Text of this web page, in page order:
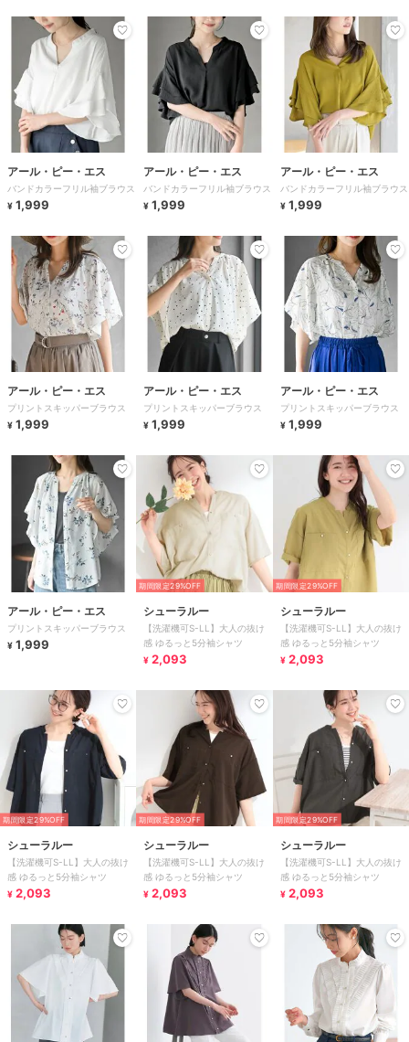
アール・ピー・エス
バンドカラーフリル袖ブラウス
¥ 1,999
アール・ピー・エス
バンドカラーフリル袖ブラウス
¥ 1,999
アール・ピー・エス
バンドカラーフリル袖ブラウス
¥ 1,999
アール・ピー・エス
プリントスキッパーブラウス
¥ 1,999
アール・ピー・エス
プリントスキッパーブラウス
¥ 1,999
アール・ピー・エス
プリントスキッパーブラウス
¥ 1,999
アール・ピー・エス
プリントスキッパーブラウス
¥ 1,999
期間限定29%OFF
シューラルー
【洗濯機可S-LL】大人の抜け
感 ゆるっと5分袖シャツ
¥ 2,093
期間限定29%OFF
シューラルー
【洗濯機可S-LL】大人の抜け
感 ゆるっと5分袖シャツ
¥ 2,093
期間限定29%OFF
シューラルー
【洗濯機可S-LL】大人の抜け
感 ゆるっと5分袖シャツ
¥ 2,093
期間限定29%OFF
シューラルー
【洗濯機可S-LL】大人の抜け
感 ゆるっと5分袖シャツ
¥ 2,093
期間限定29%OFF
シューラルー
【洗濯機可S-LL】大人の抜け
感 ゆるっと5分袖シャツ
¥ 2,093